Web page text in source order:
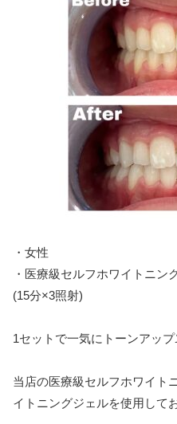
・女性
・医療級セルフホワイトニン
(15分×3照射)
1セットで一気にトーンアップ
当店の医療級セルフホワイト
イトニングジェルを使用して